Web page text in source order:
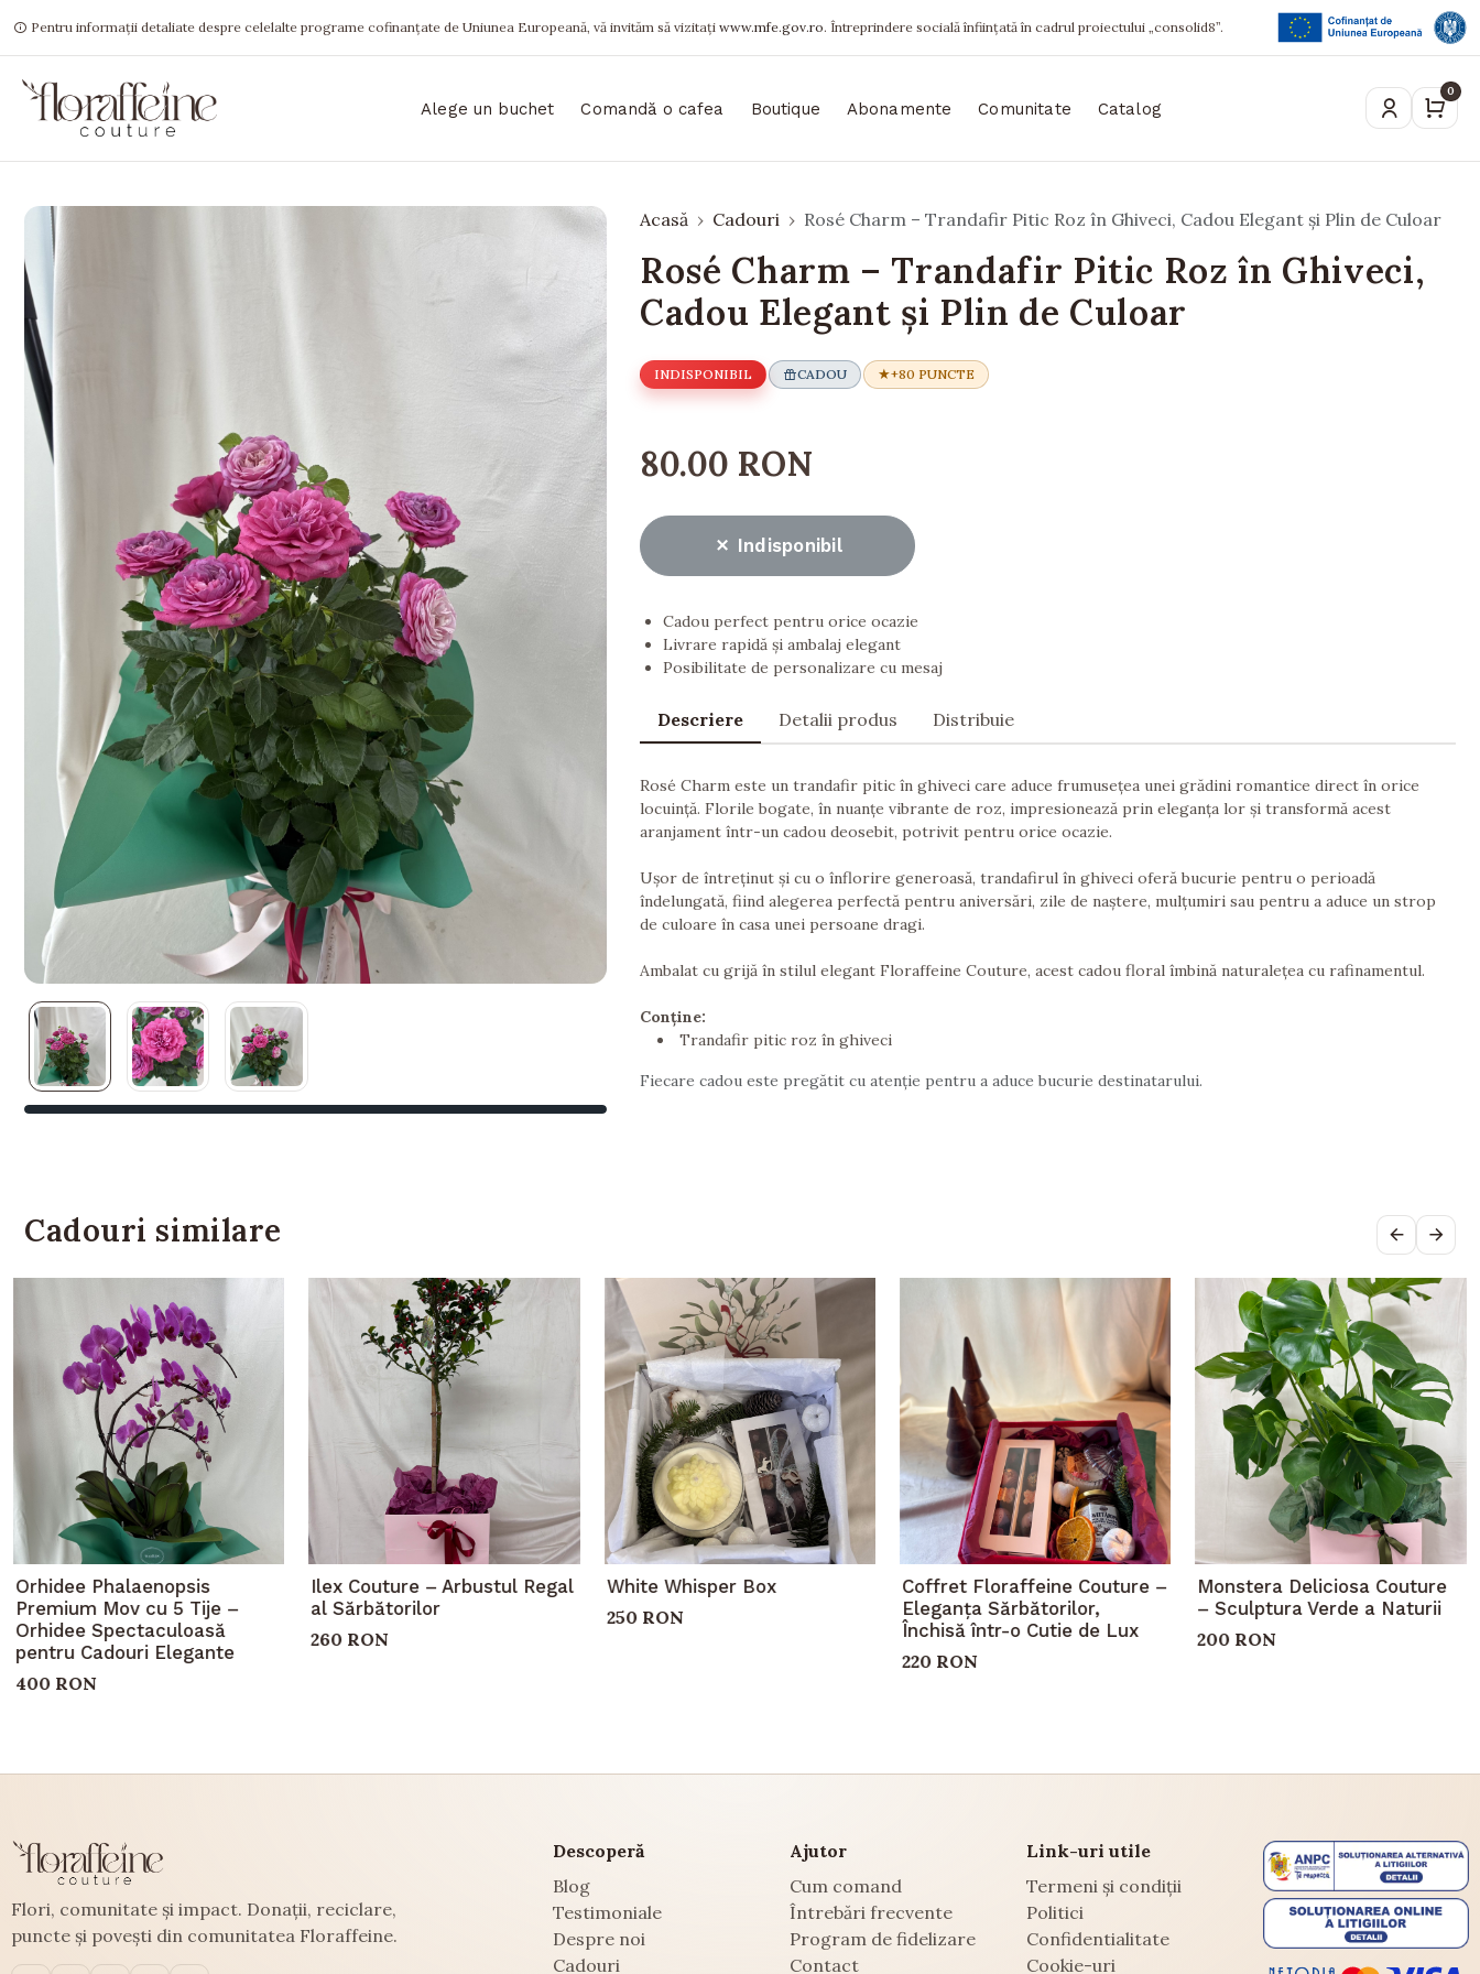
Pentru informații detaliate despre celelalte programe cofinanțate de Uniunea Europeană, vă invităm să vizitați www.mfe.gov.ro. Întreprindere socială înființată în cadrul proiectului „consolid8”.
Alege un buchet Comandă o cafea Boutique Abonamente Comunitate Catalog
0
Acasă Cadouri Rosé Charm – Trandafir Pitic Roz în Ghiveci, Cadou Elegant și Plin de Culoar
Rosé Charm – Trandafir Pitic Roz în Ghiveci,
Cadou Elegant și Plin de Culoar
INDISPONIBIL CADOU +80 PUNCTE
80.00 RON
Indisponibil
Cadou perfect pentru orice ocazie
Livrare rapidă și ambalaj elegant
Posibilitate de personalizare cu mesaj
Descriere Detalii produs Distribuie
Rosé Charm este un trandafir pitic în ghiveci care aduce frumusețea unei grădini romantice direct în orice
locuință. Florile bogate, în nuanțe vibrante de roz, impresionează prin eleganța lor și transformă acest
aranjament într-un cadou deosebit, potrivit pentru orice ocazie.
Ușor de întreținut și cu o înflorire generoasă, trandafirul în ghiveci oferă bucurie pentru o perioadă
îndelungată, fiind alegerea perfectă pentru aniversări, zile de naștere, mulțumiri sau pentru a aduce un strop
de culoare în casa unei persoane dragi.
Ambalat cu grijă în stilul elegant Floraffeine Couture, acest cadou floral îmbină naturalețea cu rafinamentul.
Conține:
Trandafir pitic roz în ghiveci
Fiecare cadou este pregătit cu atenție pentru a aduce bucurie destinatarului.
Cadouri similare
Orhidee Phalaenopsis
Premium Mov cu 5 Tije –
Orhidee Spectaculoasă
pentru Cadouri Elegante
400 RON
Ilex Couture – Arbustul Regal
al Sărbătorilor
260 RON
White Whisper Box
250 RON
Coffret Floraffeine Couture –
Eleganța Sărbătorilor,
Închisă într-o Cutie de Lux
220 RON
Monstera Deliciosa Couture
– Sculptura Verde a Naturii
200 RON
Flori, comunitate și impact. Donații, reciclare,
puncte și povești din comunitatea Floraffeine.
Descoperă
Blog
Testimoniale
Despre noi
Cadouri
Ajutor
Cum comand
Întrebări frecvente
Program de fidelizare
Contact
Link-uri utile
Termeni și condiții
Politici
Confidentialitate
Cookie-uri